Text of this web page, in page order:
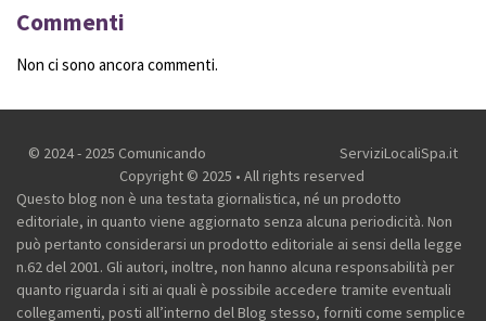
Commenti
Non ci sono ancora commenti.
© 2024 - 2025 Comunicando ServiziLocaliSpa.it
Copyright © 2025 • All rights reserved
Questo blog non è una testata giornalistica, né un prodotto
editoriale, in quanto viene aggiornato senza alcuna periodicità. Non
può pertanto considerarsi un prodotto editoriale ai sensi della legge
n.62 del 2001. Gli autori, inoltre, non hanno alcuna responsabilità per
quanto riguarda i siti ai quali è possibile accedere tramite eventuali
collegamenti, posti all’interno del Blog stesso, forniti come semplice